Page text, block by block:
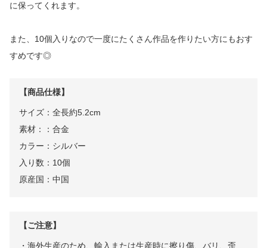
に保ってくれます。
また、10個入りなので一度にたくさん作品を作りたい方にもおす
すめです◎
【商品仕様】
サイズ：全長約5.2cm
素材：：合金
カラー：シルバー
入り数：10個
原産国：中国
【ご注意】
・海外生産のため、輸入または生産時に擦り傷、バリ、歪